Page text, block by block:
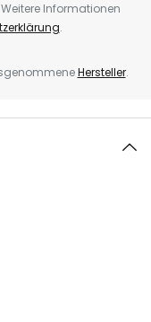
Informationen
.
Hersteller.